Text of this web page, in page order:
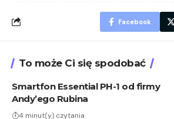
Facebook
To może Ci się spodobać
Smartfon Essential PH-1 od firmy
Andy’ego Rubina
4 minut(y) czytania